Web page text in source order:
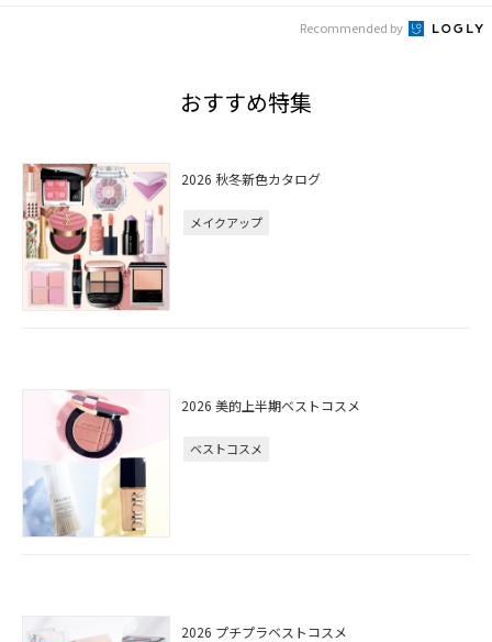
Recommended by
おすすめ特集
2026 秋冬新色カタログ
メイクアップ
2026 美的上半期ベストコスメ
ベストコスメ
2026 プチプラベストコスメ